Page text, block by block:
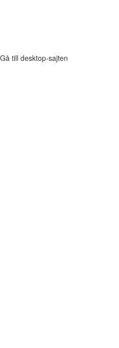
Gå till desktop-sajten